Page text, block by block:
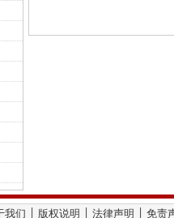
我们 │ 版权说明 │ 法律声明 │ 免